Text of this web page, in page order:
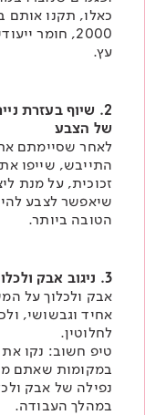
כאלו, תקנו
2000
, חומר
עץ.​
2. שיוף בעזרת
של הצבע
לאחר שסיימתם
התייבש, שייפו
זכוכית, על מנת
שיאפשר לצבע
הטובה ביותר.
3. ניגוב אבק ולכלוך
אבק ולכלוך על
אחיד וגבשושי,
לחלוטין.
טיפ חשוב: נקו
במקומות שאתם
נפילה של אבק
במהלך העבודה.​